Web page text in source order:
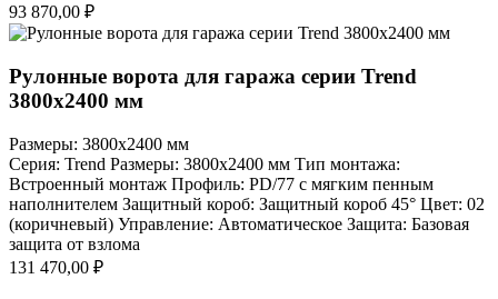
93 870,00 ₽
Рулонные ворота для гаража серии Trend
3800x2400 мм
Размеры: 3800x2400 мм
Серия: Trend Размеры: 3800x2400 мм Тип монтажа:
Встроенный монтаж Профиль: PD/77 c мягким пенным
наполнителем Защитный короб: Защитный короб 45° Цвет: 02
(коричневый) Управление: Автоматическое Защита: Базовая
защита от взлома
131 470,00 ₽